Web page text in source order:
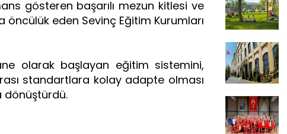
gösteren başarılı mezun kitlesi ve
eden Sevinç Eğitim Kurumları
olarak başlayan eğitim sistemini,
standartlara kolay adapte olması
dönüştürdü.